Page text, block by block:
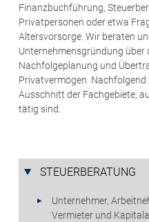
Finanzbuchführung,
Privatpersonen oder etwa
Altersvorsorge. Wir beraten
Unternehmensgründung
Nachfolgeplanung und
Privatvermögen. Nachfolgend
Ausschnitt der Fachgebiete,
tätig sind.
STEUERBERATUNG
Unternehmer,
Vermieter und